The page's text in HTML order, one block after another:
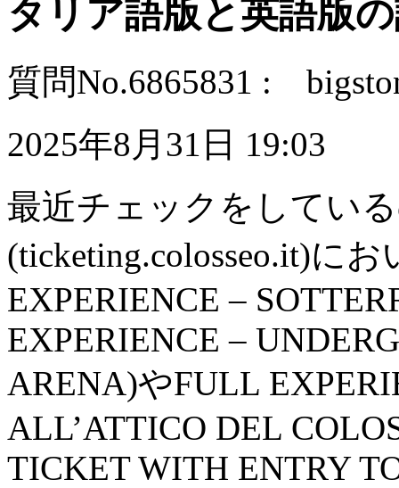
タリア語版と英語版
質問No.6865831 :
2025年8月31日 19:03
最近チェックをしてい
(ticketing.colosseo.it)に
EXPERIENCE –
EXPERIENCE –
ARENA)やFULL
ALL’ATTICO DEL
TICKET WITH ENTRY